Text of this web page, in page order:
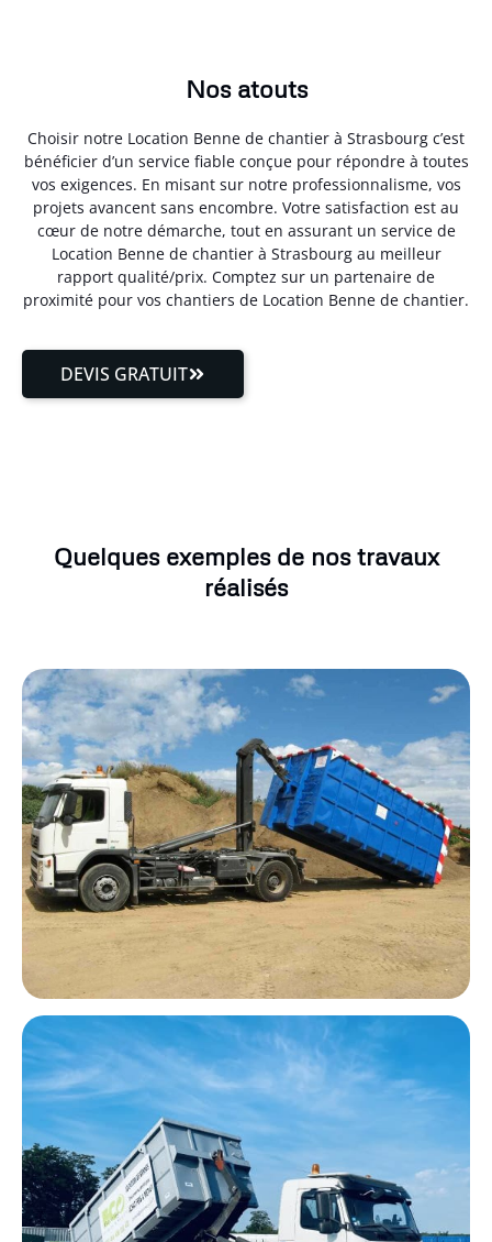
Nos atouts
Choisir notre Location Benne de chantier à Strasbourg c’est
bénéficier d’un service fiable conçue pour répondre à toutes
vos exigences. En misant sur notre professionnalisme, vos
projets avancent sans encombre. Votre satisfaction est au
cœur de notre démarche, tout en assurant un service de
Location Benne de chantier à Strasbourg au meilleur
rapport qualité/prix. Comptez sur un partenaire de
proximité pour vos chantiers de Location Benne de chantier.
DEVIS GRATUIT
Quelques exemples de nos travaux
réalisés